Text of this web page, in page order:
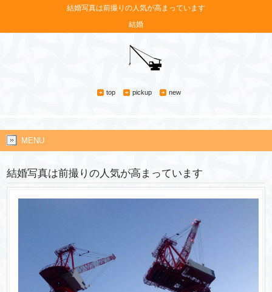
結婚写真は前撮りの人気が高まっています
結婚
top pickup new
MENU
結婚写真は前撮りの人気が高まっています